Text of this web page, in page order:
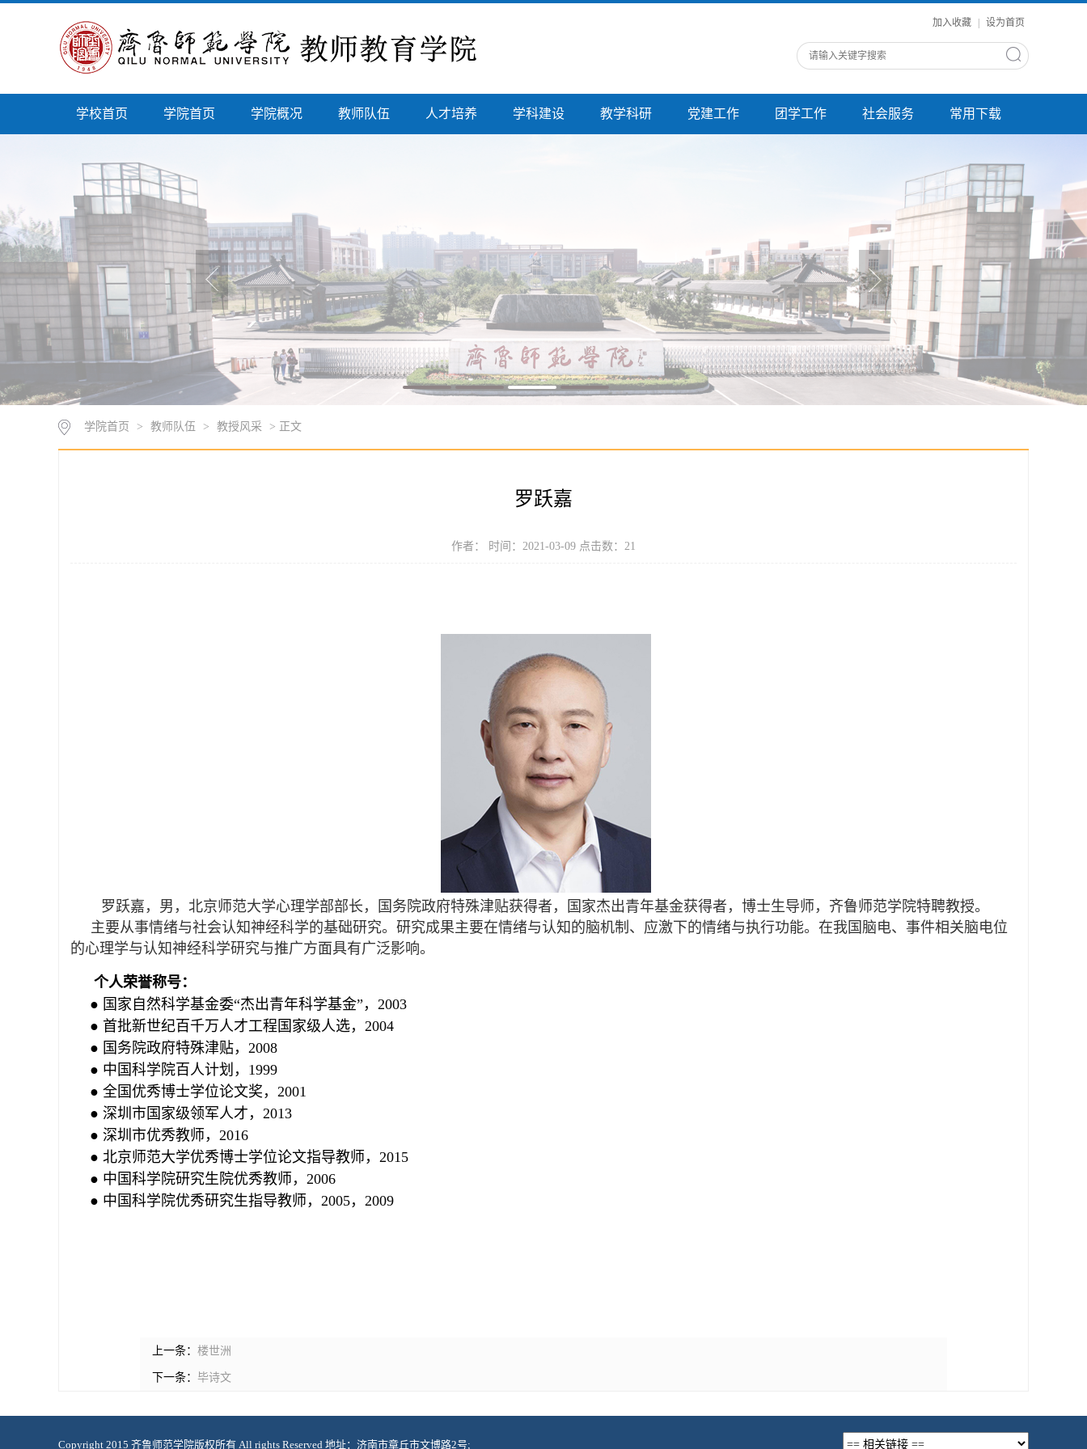
加入收藏 设为首页
学校首页 学院首页 学院概况 教师队伍 人才培养 学科建设 教学科研 党建工作 团学工作 社会服务 常用下载
学院首页 > 教师队伍 > 教授风采 > 正文
罗跃嘉
作者： 时间：2021-03-09 点击数： 21
罗跃嘉，男，北京师范大学心理学部部长，国务院政府特殊津贴获得者，国家杰出青年基金获得者，博士生导师，齐鲁师范学院特聘教授。
主要从事情绪与社会认知神经科学的基础研究。研究成果主要在情绪与认知的脑机制、应激下的情绪与执行功能。在我国脑电、事件相关脑电位
的心理学与认知神经科学研究与推广方面具有广泛影响。
个人荣誉称号：
● 国家自然科学基金委“杰出青年科学基金”，2003
● 首批新世纪百千万人才工程国家级人选，2004
● 国务院政府特殊津贴，2008
● 中国科学院百人计划，1999
● 全国优秀博士学位论文奖，2001
● 深圳市国家级领军人才，2013
● 深圳市优秀教师，2016
● 北京师范大学优秀博士学位论文指导教师，2015
● 中国科学院研究生院优秀教师，2006
● 中国科学院优秀研究生指导教师，2005，2009
上一条： 楼世洲
下一条： 毕诗文
Copyright 2015 齐鲁师范学院版权所有 All rights Reserved 地址：济南市章丘市文博路2号;